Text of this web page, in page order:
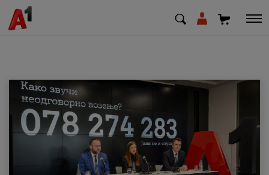
МК EN SQ
Деловни